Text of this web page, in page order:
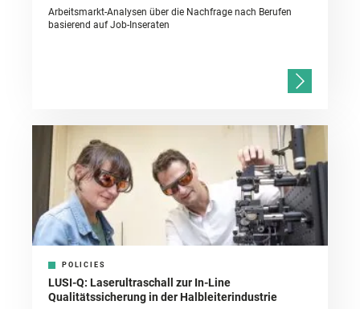
Arbeitsmarkt-Analysen über die Nachfrage nach Berufen
basierend auf Job-Inseraten
POLICIES
LUSI-Q: Laserultraschall zur In-Line
Qualitätssicherung in der Halbleiterindustrie